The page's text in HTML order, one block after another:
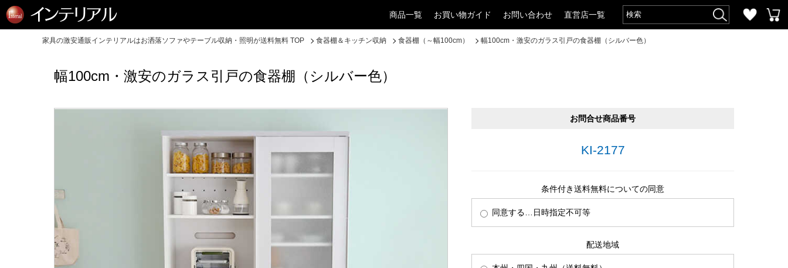
商品一覧 お買い物ガイド お問い合わせ 直営店一覧
家具の激安通販インテリアルはお洒落ソファやテーブル収納・照明が送料無料 TOP 食器棚＆キッチン収納 食器棚（～幅100cm） 幅100cm・激安のガラス引戸の食器棚（シルバー色）
幅100cm・激安のガラス引戸の食器棚（シルバー色）
お問合せ商品番号
KI-2177
条件付き送料無料についての同意
同意する…日時指定不可等
配送地域